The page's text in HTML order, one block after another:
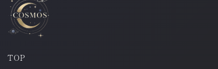
TOP